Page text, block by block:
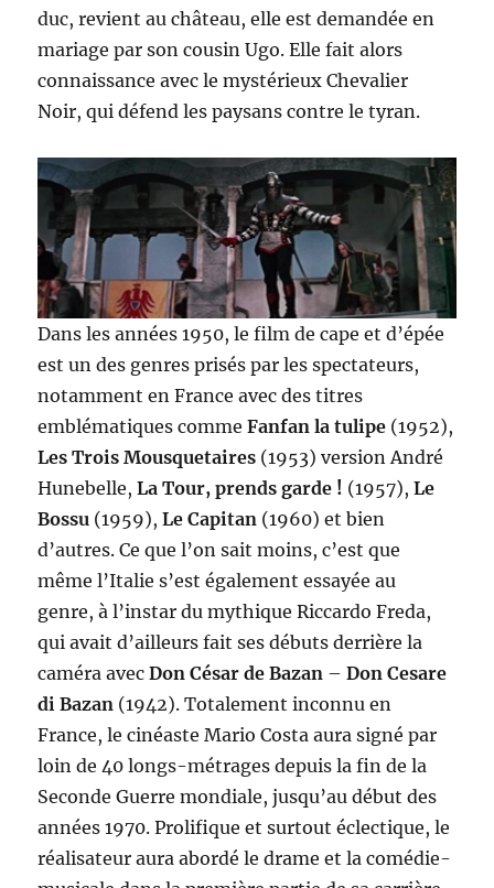
duc, revient au château, elle est demandée en
mariage par son cousin Ugo. Elle fait alors
connaissance avec le mystérieux Chevalier
Noir, qui défend les paysans contre le tyran.
Dans les années 1950, le film de cape et d’épée
est un des genres prisés par les spectateurs,
notamment en France avec des titres
emblématiques commeFanfan la tulipe (1952),
Les Trois Mousquetaires (1953) version André
Hunebelle,La Tour, prends garde ! (1957),Le
Bossu (1959),Le Capitan (1960) et bien
d’autres. Ce que l’on sait moins, c’est que
même l’Italie s’est également essayée au
genre, à l’instar du mythique Riccardo Freda,
qui avait d’ailleurs fait ses débuts derrière la
caméra avecDon César de Bazan –Don Cesare
di Bazan (1942). Totalement inconnu en
France, le cinéaste Mario Costa aura signé par
loin de 40 longs-métrages depuis la fin de la
Seconde Guerre mondiale, jusqu’au début des
années 1970. Prolifique et surtout éclectique, le
réalisateur aura abordé le drame et la comédie-